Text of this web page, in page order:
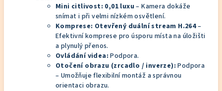
Mini citlivost: 0,01 luxu – Kamera dokáže
snímat i při velmi nízkém osvětlení.
Komprese: Otevřený duální stream H.264–
Efektivní komprese pro úsporu místa na úložišti
a plynulý přenos.
Ovládání videa: Podpora.
Otočení obrazu (zrcadlo / inverze): Podpora
– Umožňuje flexibilní montáž a správnou
orientaci obrazu.